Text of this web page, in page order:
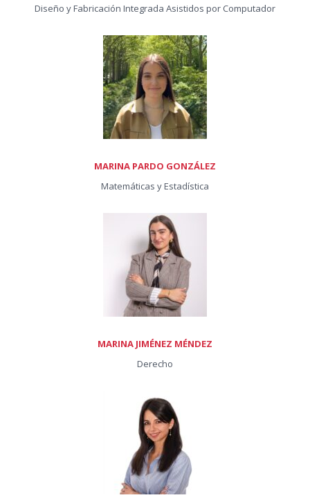
Diseño y Fabricación Integrada Asistidos por Computador
MARINA PARDO GONZÁLEZ
Matemáticas y Estadística
MARINA JIMÉNEZ MÉNDEZ
Derecho